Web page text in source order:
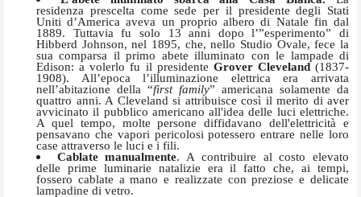
residenza prescelta come sede per il presidente degli Stati
Uniti d’America aveva un proprio albero di Natale fin dal
1889. Tuttavia fu solo 13 anni dopo l’”esperimento” di
Hibberd Johnson, nel 1895, che, nello Studio Ovale, fece la
sua comparsa il primo abete illuminato con le lampade di
Edison: a volerlo fu il presidente Grover Cleveland(1837-
1908). All’epoca l’illuminazione elettrica era arrivata
nell’abitazione della “first family” americana solamente da
quattro anni. A Cleveland si attribuisce così il merito di aver
avvicinato il pubblico americano all'idea delle luci elettriche.
A quel tempo, molte persone diffidavano dell'elettricità e
pensavano che vapori pericolosi potessero entrare nelle loro
case attraverso le luci e i fili.
Cablate manualmente. A contribuire al costo elevato
delle prime luminarie natalizie era il fatto che, ai tempi,
fossero cablate a mano e realizzate con preziose e delicate
lampadine di vetro.